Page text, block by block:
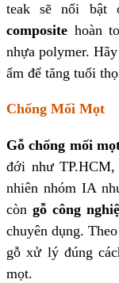
teak sẽ nổi bật
composite hoàn
nhựa polymer.
ẩm để tăng tuổi
Chống Mối Mọt
Gỗ chống mối
đới như
nhiên nhóm IA
còn gỗ công
chuyên dụng.
gỗ xử lý đúng
mọt.